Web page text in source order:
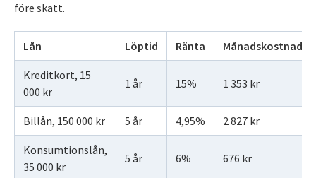
före skatt.
Lån Löptid Ränta Månadskostnad
Kreditkort, 15
000 kr
1 år 15% 1 353 kr
Billån, 150 000 kr 5 år 4,95% 2 827 kr
Konsumtionslån,
35 000 kr
5 år 6% 676 kr